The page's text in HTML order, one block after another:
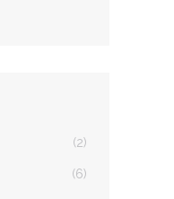
(2)
(6)